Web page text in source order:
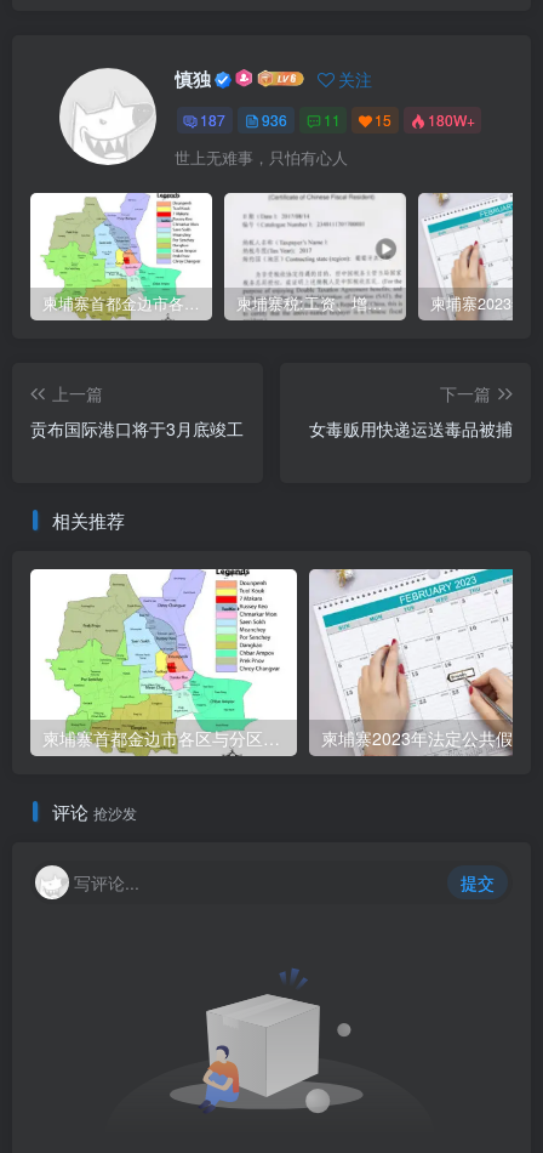
慎独 关注
187 936 11 15 180W+
世上无难事，只怕有心人
柬埔寨首都金边市各区与分区名称分布 柬埔寨税:工资、增值、预扣、利润、专利、产业、注册税
上一篇
贡布国际港口将于3月底竣工
下一篇
女毒贩用快递运送毒品被捕
相关推荐
柬埔寨首都金边市各区与分区名称分布 柬埔寨2023年法定公共假期
评论 抢沙发
写评论... 提交